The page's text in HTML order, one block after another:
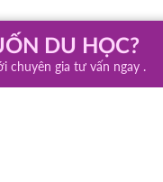
DU HỌC?
chuyên gia tư vấn ngay .